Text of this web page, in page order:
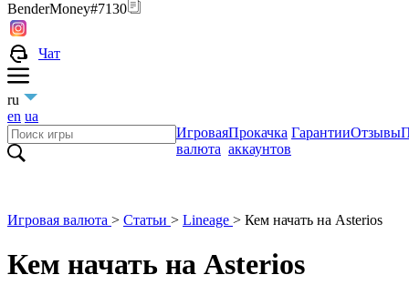
BenderMoney#7130
Чат
ru
en ua
Игровая
валюта
Прокачка
аккаунтов
ГарантииОтзывы
Игровая валюта > Статьи > Lineage > Кем начать на Asterios
Кем начать на Asterios